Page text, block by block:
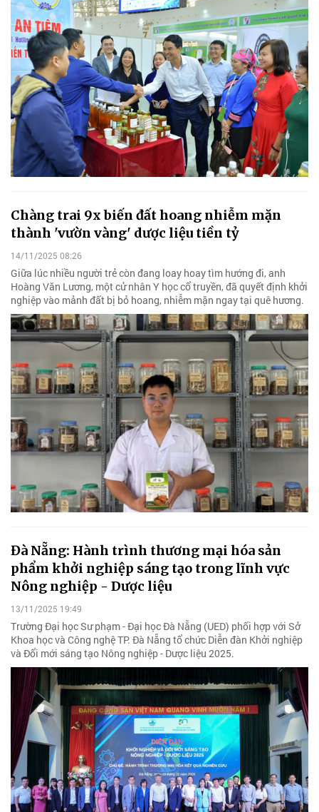
Chàng trai 9x biến đất hoang nhiễm mặn
thành 'vườn vàng' dược liệu tiền tỷ
14/11/2025 08:26
Giữa lúc nhiều người trẻ còn đang loay hoay tìm hướng đi, anh
Hoàng Văn Lương, một cử nhân Y học cổ truyền, đã quyết định khởi
nghiệp vào mảnh đất bị bỏ hoang, nhiễm mặn ngay tại quê hương.
Đà Nẵng: Hành trình thương mại hóa sản
phẩm khởi nghiệp sáng tạo trong lĩnh vực
Nông nghiệp - Dược liệu
13/11/2025 19:49
Trường Đại học Sư phạm - Đại học Đà Nẵng (UED) phối hợp với Sở
Khoa học và Công nghệ TP. Đà Nẵng tổ chức Diễn đàn Khởi nghiệp
và Đổi mới sáng tạo Nông nghiệp - Dược liệu 2025.